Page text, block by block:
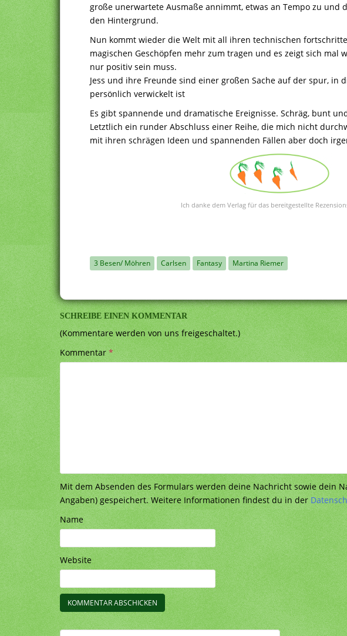
große unerwartete Ausmaße annimmt, etwas an Tempo zu und
den Hintergrund.
Nun kommt wieder die Welt mit all ihren technischen
magischen Geschöpfen mehr zum tragen und es zeigt sich mal
nur positiv sein muss.
Jess und ihre Freunde sind einer großen Sache auf der spur, in
persönlich verwickelt ist
Es gibt spannende und dramatische Ereignisse. Schräg, bunt
Letztlich ein runder Abschluss einer Reihe, die mich nicht
mit ihren schrägen Ideen und spannenden Fällen aber doch
Ich danke dem Verlag für das bereitgestellte
3 Besen/ Möhren Carlsen Fantasy Martina Riemer
SCHREIBE EINEN KOMMENTAR
(Kommentare werden von uns freigeschaltet.)
Kommentar*
Mit dem Absenden des Formulars werden deine Nachricht sowie dein
Angaben) gespeichert. Weitere Informationen findest du in der
Name
Website